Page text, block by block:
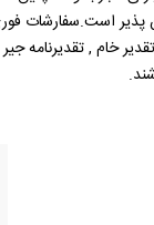
پذیر
, تقدیرنامه جیر ,